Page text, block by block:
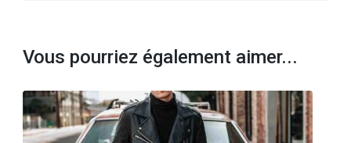
Vous pourriez également aimer...